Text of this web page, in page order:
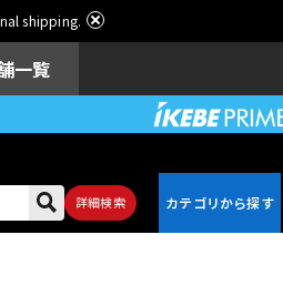
shipping.
一覧
詳細検索